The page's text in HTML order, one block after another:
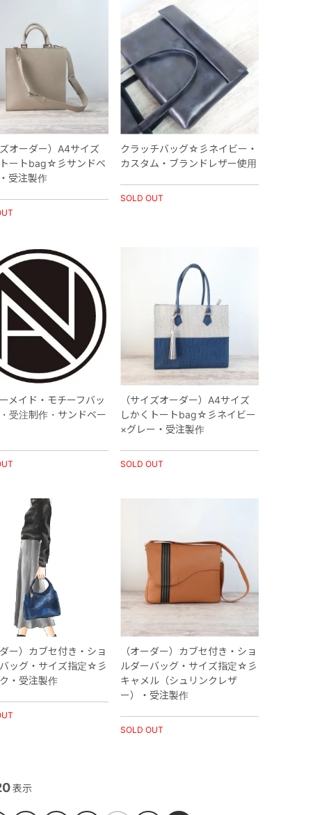
ズオーダー）A4サイズ
ートbag☆彡サンドベ
受注製作
クラッチバッグ☆彡ネイビー・
カスタム・ブランドレザー使用
SOLD OUT
メイド・モチーフバッ
受注制作・サンドベー
（サイズオーダー）A4サイズ
しかくトートbag☆彡ネイビー
×グレー・受注製作
SOLD OUT
ダー）カブセ付き・ショ
ッグ・サイズ指定☆彡
・受注製作
（オーダー）カブセ付き・ショ
ルダーバッグ・サイズ指定☆彡
キャメル（シュリンクレザ
ー）・受注製作
SOLD OUT
表示